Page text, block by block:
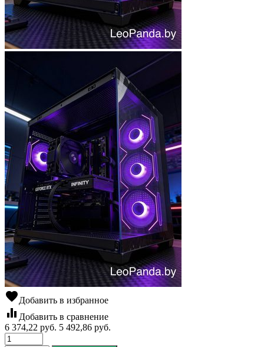
favoriteДобавить в избранное
equalizer Добавить в сравнение
6 374,22 руб. 5 492,86 руб.